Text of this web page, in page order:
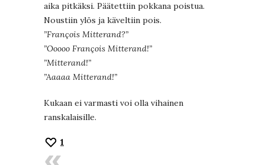
aika pitkäksi. Päätettiin pokkana poistua.
Noustiin ylös ja käveltiin pois.
”François Mitterand?”
”Ooooo François Mitterand!”
”Mitterand!”
”Aaaaa Mitterand!”
Kukaan ei varmasti voi olla vihainen
ranskalaisille.
1